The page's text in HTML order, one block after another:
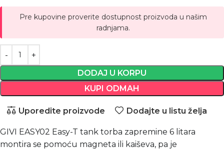
Pre kupovine proverite dostupnost proizvoda u našim
radnjama.
DODAJ U KORPU
KUPI ODMAH
Uporedite proizvode Dodajte u listu želja
GIVI EASY02 Easy-T tank torba zapremine 6 litara
montira se pomoću magneta ili kaiševa, pa je